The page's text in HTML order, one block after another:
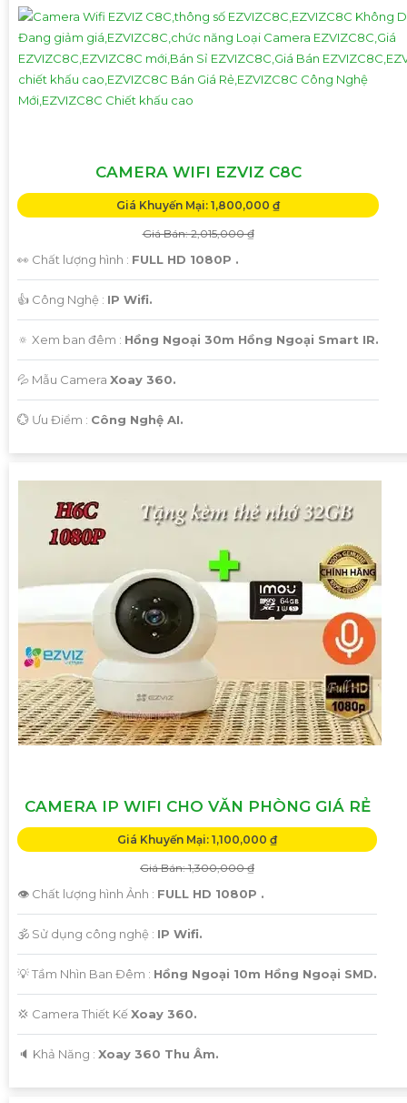
CAMERA WIFI EZVIZ C8C
Giá Khuyến Mại: 1,800,000 ₫
Giá Bán: 2,015,000 ₫
👀 Chất lượng hình : FULL HD 1080P .
👍 Công Nghệ : IP Wifi.
🔅 Xem ban đêm : Hồng Ngoại 30m Hồng Ngoại Smart IR.
💦 Mẫu Camera Xoay 360.
️💮 Ưu Điểm : Công Nghệ AI.
CAMERA IP WIFI CHO VĂN PHÒNG GIÁ RẺ
Giá Khuyến Mại: 1,100,000 ₫
Giá Bán: 1,300,000 ₫
👁 Chất lượng hình Ảnh : FULL HD 1080P .
🕉️ Sử dụng công nghệ : IP Wifi.
💡 Tầm Nhìn Ban Đêm : Hồng Ngoại 10m Hồng Ngoại SMD.
💢 Camera Thiết KếXoay 360.
️🔈 Khả Năng : Xoay 360 Thu Âm.